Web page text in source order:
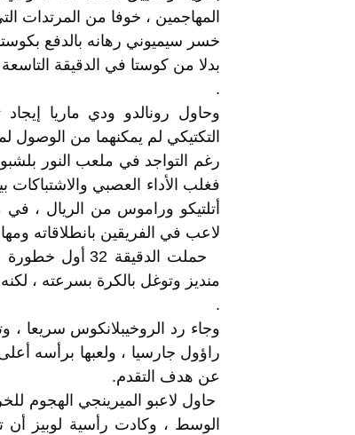
المهاجمين ، خوفا من المرتدات
خسر سيميوني رهانه بالدفع
بدلا من كوستا في الدقيقة
.
وحاول رونالدو ودي ماريا
التكتيكي لم يمكنهما من الوصول
رغم التواجد في ملعب النور
فغلب الأداء العصبي والاشتباكات
أتلتيكو وراموس من الريال ،
لاعب في الفريقين بانطلاقاته
حملت الدقيقة
منديز وتوغل بالكرة بسرعته ،
.
راؤول جارسيا ، ولعبها برأسه
عن هدف التقدم.
حاول لاعبو الميرينجي الهجوم
الوسط ، وكادت رأسية لوبيز أن